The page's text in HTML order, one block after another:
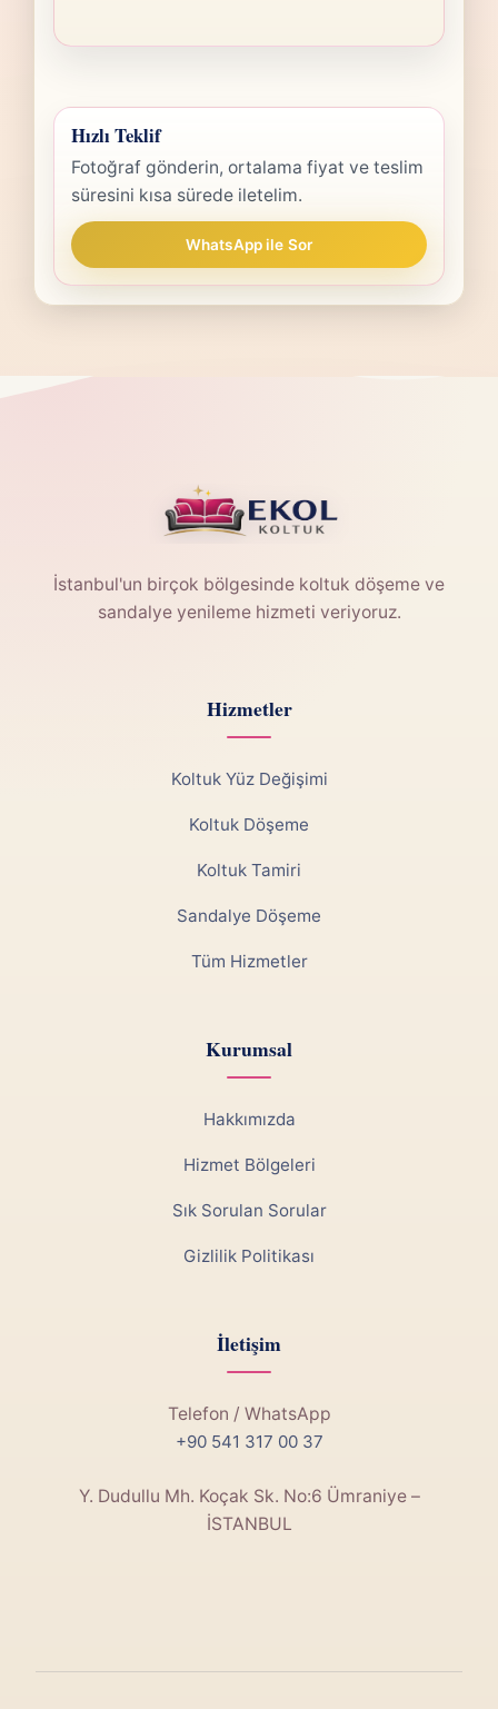
Hızlı Teklif
Fotoğraf gönderin, ortalama fiyat ve teslim
süresini kısa sürede iletelim.
WhatsApp ile Sor
İstanbul'un birçok bölgesinde koltuk döşeme ve
sandalye yenileme hizmeti veriyoruz.
Hizmetler
Koltuk Yüz Değişimi
Koltuk Döşeme
Koltuk Tamiri
Sandalye Döşeme
Tüm Hizmetler
Kurumsal
Hakkımızda
Hizmet Bölgeleri
Sık Sorulan Sorular
Gizlilik Politikası
İletişim
Telefon / WhatsApp
+90 541 317 00 37
Y. Dudullu Mh. Koçak Sk. No:6 Ümraniye –
İSTANBUL